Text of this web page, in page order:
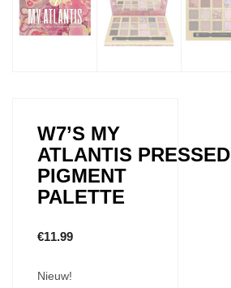
W7’S MY
ATLANTIS PRESSED
PIGMENT
PALETTE
€11.99
Nieuw!